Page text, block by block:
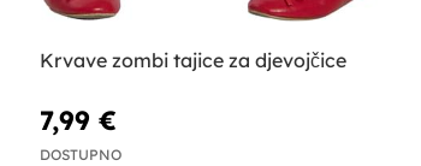
Krvave zombi tajice za djevojčice
7,99 €
DOSTUPNO